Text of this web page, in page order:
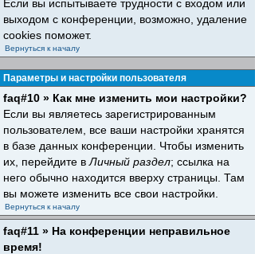
Если вы испытываете трудности с входом или
выходом с конференции, возможно, удаление
cookies поможет.
Вернуться к началу
Параметры и настройки пользователя
faq#10 » Как мне изменить мои настройки?
Если вы являетесь зарегистрированным
пользователем, все ваши настройки хранятся
в базе данных конференции. Чтобы изменить
их, перейдите в Личный раздел; ссылка на
него обычно находится вверху страницы. Там
вы можете изменить все свои настройки.
Вернуться к началу
faq#11 » На конференции неправильное
время!